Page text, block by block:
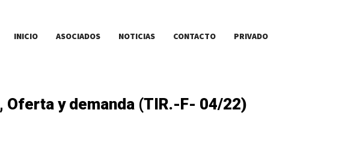
INICIO ASOCIADOS NOTICIAS CONTACTO PRIVADO
y demanda (TIR.-F- 04/22)